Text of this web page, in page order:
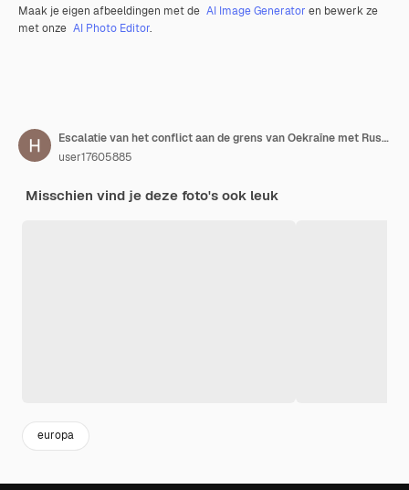
Maak je eigen afbeeldingen met de AI Image Generator en bewerk ze
met onze AI Photo Editor.
Escalatie van het conflict aan de grens van Oekraïne met Rusland Conceptuele kaart van Rusland en Oekraïne
user17605885
Misschien vind je deze foto's ook leuk
europa